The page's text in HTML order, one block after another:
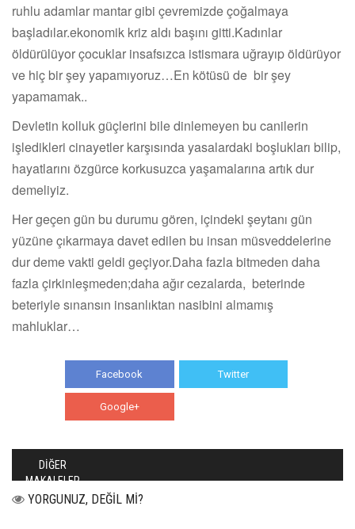
ruhlu adamlar mantar gibi çevremizde çoğalmaya
başladılar.ekonomik kriz aldı başını gitti.Kadınlar
öldürülüyor çocuklar insafsızca istismara uğrayıp öldürüyor
ve hiç bir şey yapamıyoruz…En kötüsü de bir şey
yapamamak..
Devletin kolluk güçlerini bile dinlemeyen bu canilerin
işledikleri cinayetler karşısında yasalardaki boşlukları bilip,
hayatlarını özgürce korkusuzca yaşamalarına artık dur
demeliyiz.
Her geçen gün bu durumu gören, içindeki şeytanı gün
yüzüne çıkarmaya davet edilen bu insan müsveddelerine
dur deme vakti geldi geçiyor.Daha fazla bitmeden daha
fazla çirkinleşmeden;daha ağır cezalarda, beterinde
beteriyle sınansın insanlıktan nasibini almamış
mahluklar…
Facebook Twitter
Google+
DİĞER
MAKALELER
YORGUNUZ, DEĞİL Mİ?